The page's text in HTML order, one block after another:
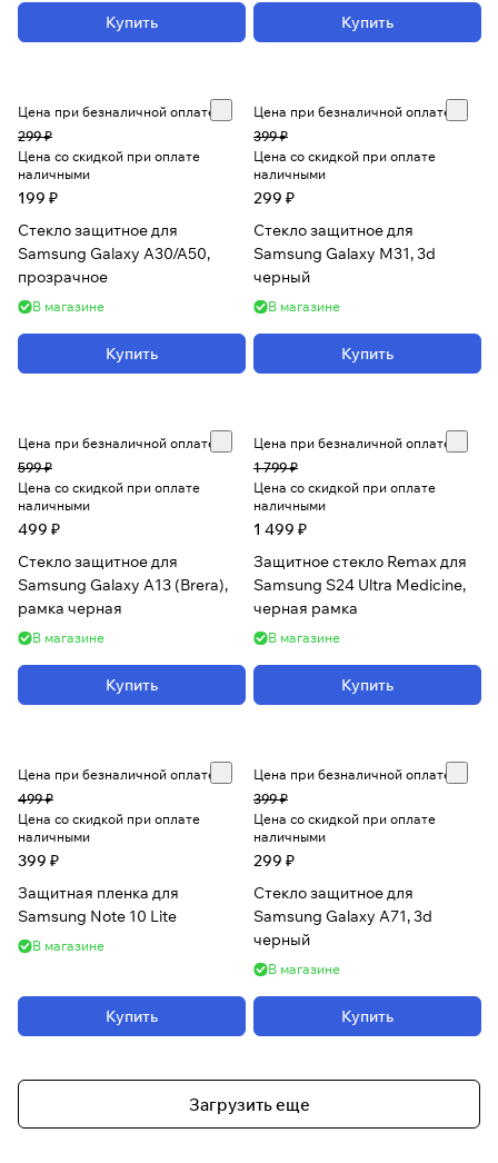
Купить Купить
Цена при безналичной оплате
299 ₽
Цена со скидкой при оплате
наличными
199 ₽
Стекло защитное для
Samsung Galaxy A30/A50,
прозрачное
В магазине
Купить
Цена при безналичной оплате
399 ₽
Цена со скидкой при оплате
наличными
299 ₽
Стекло защитное для
Samsung Galaxy M31, 3d
черный
В магазине
Купить
Цена при безналичной оплате
599 ₽
Цена со скидкой при оплате
наличными
499 ₽
Стекло защитное для
Samsung Galaxy A13 (Brera),
рамка черная
В магазине
Купить
Цена при безналичной оплате
1 799 ₽
Цена со скидкой при оплате
наличными
1 499 ₽
Защитное стекло Remax для
Samsung S24 Ultra Medicine,
черная рамка
В магазине
Купить
Цена при безналичной оплате
499 ₽
Цена со скидкой при оплате
наличными
399 ₽
Защитная пленка для
Samsung Note 10 Lite
В магазине
Купить
Цена при безналичной оплате
399 ₽
Цена со скидкой при оплате
наличными
299 ₽
Стекло защитное для
Samsung Galaxy A71, 3d
черный
В магазине
Купить
Загрузить еще